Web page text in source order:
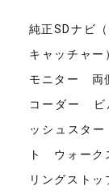
純正SDナビ
キャッチャ
モニター 両
コーダー ビ
ッシュスタ
ト ウォーク
リングスト